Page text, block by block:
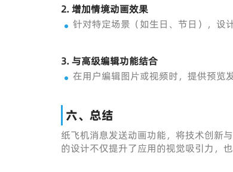
2. 增加情境动画效果
针对特定场景（如生日、节日），设
3. 与高级编辑功能结合
在用户编辑图片或视频时，提供预览
六、总结
纸飞机消息发送动画功能，将技术创新
的设计不仅提升了应用的视觉吸引力，